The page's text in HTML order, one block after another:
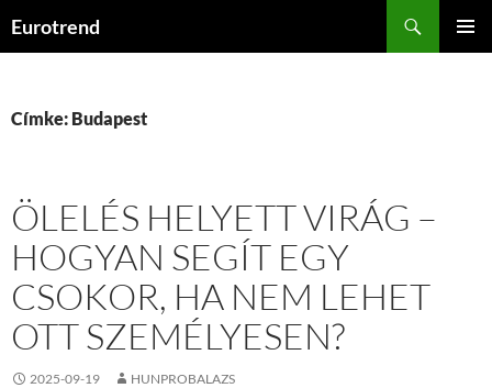
Eurotrend
Címke: Budapest
ÖLELÉS HELYETT VIRÁG –
HOGYAN SEGÍT EGY
CSOKOR, HA NEM LEHET
OTT SZEMÉLYESEN?
2025-09-19 HUNPROBALAZS